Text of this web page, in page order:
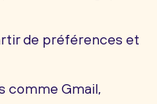
de préférences et
comme Gmail,